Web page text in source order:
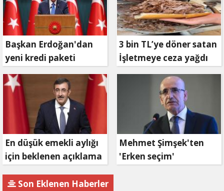
Başkan Erdoğan'dan
yeni kredi paketi
müjdesi: 6 ay geri
ödemesiz, 36 ay vadeli
3 bin TL’ye döner satan
İşletmeye ceza yağdı
En düşük emekli aylığı
için beklenen açıklama
Mehmet Şimşek'ten
'Erken seçim'
Son Eklenen Haberler